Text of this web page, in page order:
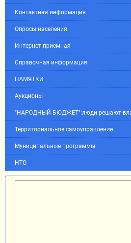
Контактная информация
Опросы населения
Интернет-приемная
Справочная информация
ПАМЯТКИ
Аукционы
"НАРОДНЫЙ БЮДЖЕТ":люди решают-
Территориальное самоуправление
Муниципальные программы
НТО